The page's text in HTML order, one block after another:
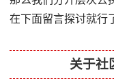
在下面留言探讨就行
关于社